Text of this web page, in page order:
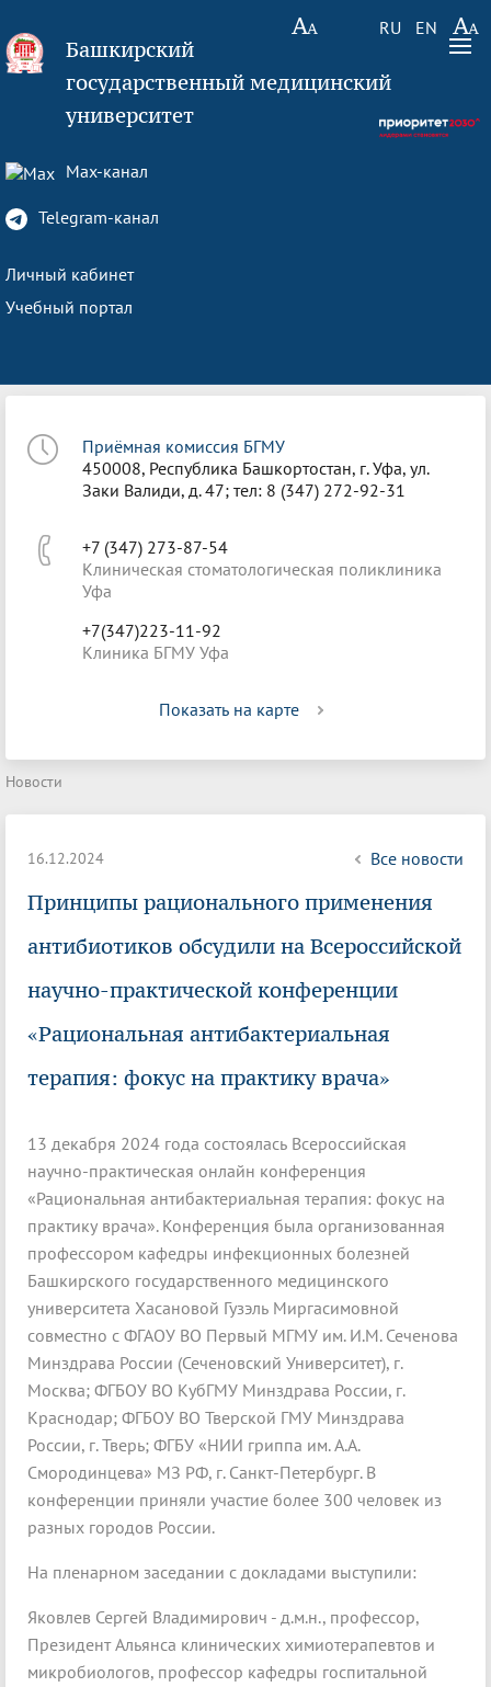
RU EN
Башкирский
государственный медицинский
университет
Max-канал
Telegram-канал
Личный кабинет
Учебный портал
Приёмная комиссия БГМУ
450008, Республика Башкортостан, г. Уфа, ул.
Заки Валиди, д. 47; тел: 8 (347) 272-92-31
+7 (347) 273-87-54
Клиническая стоматологическая поликлиника
Уфа
+7(347)223-11-92
Клиника БГМУ Уфа
Показать на карте
Новости
16.12.2024 Все новости
Принципы рационального применения
антибиотиков обсудили на Всероссийской
научно-практической конференции
«Рациональная антибактериальная
терапия: фокус на практику врача»
13 декабря 2024 года состоялась Всероссийская
научно-практическая онлайн конференция
«Рациональная антибактериальная терапия: фокус на
практику врача». Конференция была организованная
профессором кафедры инфекционных болезней
Башкирского государственного медицинского
университета Хасановой Гузэль Миргасимовной
совместно с ФГАОУ ВО Первый МГМУ им. И.М. Сеченова
Минздрава России (Сеченовский Университет), г.
Москва; ФГБОУ ВО КубГМУ Минздрава России, г.
Краснодар; ФГБОУ ВО Тверской ГМУ Минздрава
России, г. Тверь; ФГБУ «НИИ гриппа им. А.А.
Смородинцева» МЗ РФ, г. Санкт-Петербург. В
конференции приняли участие более 300 человек из
разных городов России.
На пленарном заседании с докладами выступили:
Яковлев Сергей Владимирович - д.м.н., профессор,
Президент Альянса клинических химиотерапевтов и
микробиологов, профессор кафедры госпитальной